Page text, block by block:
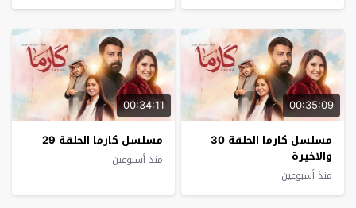
00:35:09
مسلسل كارما الحلقة 30
والاخيرة
منذ أسبوعين
00:34:11
مسلسل كارما الحلقة 29
منذ أسبوعين